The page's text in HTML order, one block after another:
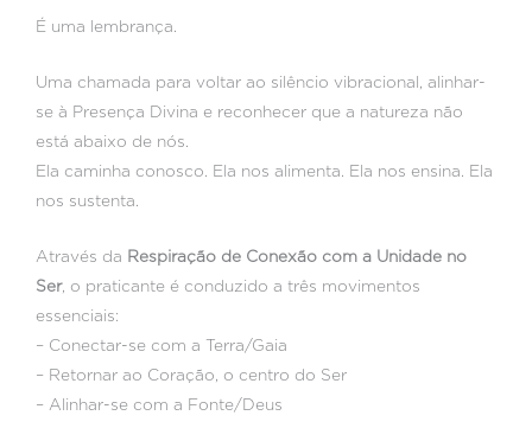
É uma lembrança.
Uma chamada para voltar ao silêncio vibracional, alinhar-
se à Presença Divina e reconhecer que a natureza não
está abaixo de nós.
Ela caminha conosco. Ela nos alimenta. Ela nos ensina. Ela
nos sustenta.
Através da Respiração de Conexão com a Unidade no
Ser, o praticante é conduzido a três movimentos
essenciais:
– Conectar-se com a Terra/Gaia
– Retornar ao Coração, o centro do Ser
– Alinhar-se com a Fonte/Deus